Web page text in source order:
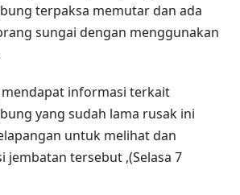
terpaksa memutar dan ada
sungai dengan menggunakan
informasi terkait
yang sudah lama rusak ini
untuk melihat dan
jembatan tersebut ,(Selasa 7